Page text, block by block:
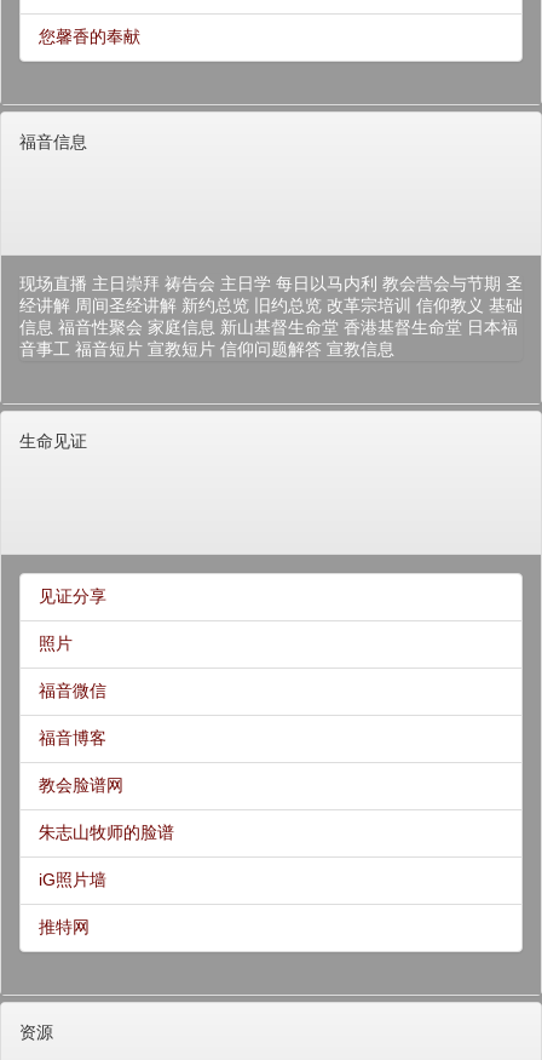
您馨香的奉献
福音信息
现场直播 主日崇拜 祷告会 主日学 每日以马内利 教会营会与节期 圣
经讲解 周间圣经讲解 新约总览 旧约总览 改革宗培训 信仰教义 基础
信息 福音性聚会 家庭信息 新山基督生命堂 香港基督生命堂 日本福
音事工 福音短片 宣教短片 信仰问题解答 宣教信息
生命见证
见证分享
照片
福音微信
福音博客
教会脸谱网
朱志山牧师的脸谱
iG照片墙
推特网
资源